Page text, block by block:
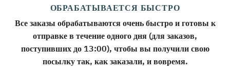
ОБРАБАТЫВАЕТСЯ БЫСТРО
Все заказы обрабатываются очень быстро и готовы к
отправке в течение одного дня (для заказов,
поступивших до 13:00), чтобы вы получили свою
посылку так, как заказали, и вовремя.